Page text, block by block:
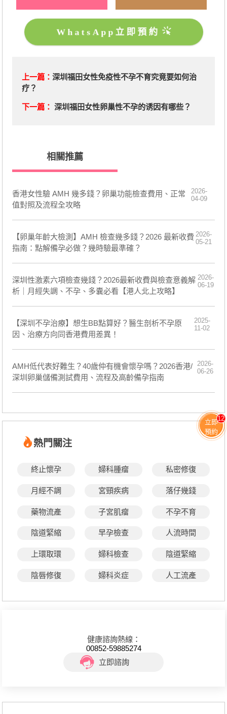
WhatsApp立即預約
上一篇： 深圳福田女性免疫性不孕不育究竟要如何治
疗？
下一篇： 深圳福田女性卵巢性不孕的诱因有哪些？
相關推薦
香港女性驗 AMH 幾多錢？卵巢功能檢查費用、正常
值對照及流程全攻略
2026-
04-09
【卵巢年齡大檢測】AMH 檢查幾多錢？2026 最新收費
指南：點解備孕必做？幾時驗最準確？
2026-
05-21
深圳性激素六項檢查幾錢？2026最新收費與檢查意義解
析｜月經失調、不孕、多囊必看【港人北上攻略】
2026-
06-19
【深圳不孕治療】想生BB點算好？醫生剖析不孕原
因、治療方向同香港費用差異！
2025-
11-02
AMH低代表好難生？40歲仲有機會懷孕嗎？2026香港/
深圳卵巢儲備測試費用、流程及高齡備孕指南
2026-
06-26
熱門關注
終止懷孕 婦科腫瘤 私密修復
月經不調 宮頸疾病 落仔幾錢
藥物流產 子宮肌瘤 不孕不育
陰道緊縮 早孕檢查 人流時間
上環取環 婦科檢查 陰道緊縮
陰唇修復 婦科炎症 人工流產
健康諮詢熱線：
00852-59885274
立即諮詢
立即
預約
12